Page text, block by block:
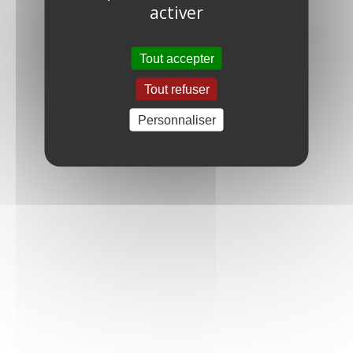
activer
Tout accepter
Tout refuser
Personnaliser